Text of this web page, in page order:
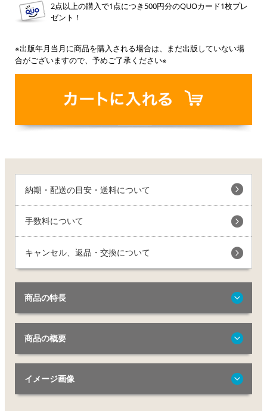
2点以上の購入で1点につき500円分のQUOカード1枚プレ
ゼント！
※出版年月当月に商品を購入される場合は、まだ出版していない場
合がございますので、予めご了承ください※
納期・配送の目安・送料について
手数料について
キャンセル、返品・交換について
商品の特長
商品の概要
イメージ画像